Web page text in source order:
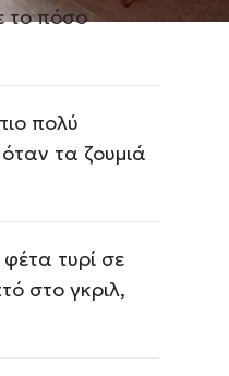
το πόσο
πολύ
τα ζουμιά
τυρί σε
στο γκριλ,